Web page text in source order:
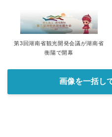
第3回湖南省観光開発会議が湖南省
衡陽で開幕
画像を一括し